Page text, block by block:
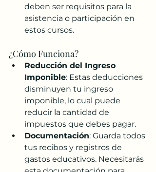
deben ser requisitos para la
asistencia o participación en
estos cursos.
¿Cómo Funciona?
Reducción del Ingreso
Imponible: Estas deducciones
disminuyen tu ingreso
imponible, lo cual puede
reducir la cantidad de
impuestos que debes pagar.
Documentación: Guarda todos
tus recibos y registros de
gastos educativos. Necesitarás